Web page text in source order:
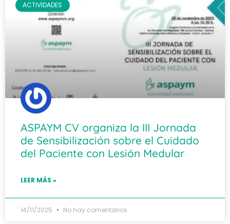
ACTIVIDADES
ASPAYM CV organiza la III Jornada
de Sensibilización sobre el Cuidado
del Paciente con Lesión Medular
LEER MÁS »
14/11/2025 No hay comentarios